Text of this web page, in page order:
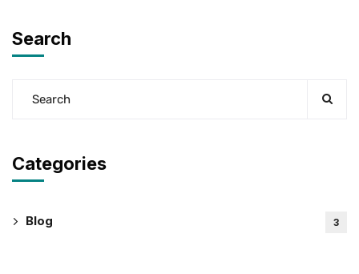
Search
Categories
Blog 3